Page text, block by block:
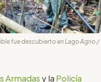
fue descubierto en Lago Agrio /
Armadas y la Policía